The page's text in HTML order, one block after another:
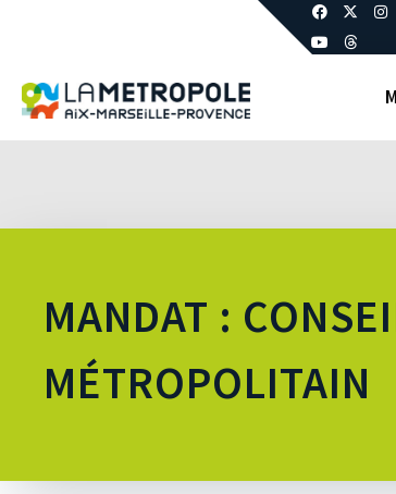
MANDAT :
MÉTROPOLITAIN